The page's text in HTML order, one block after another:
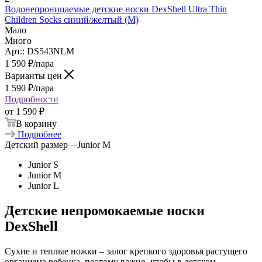
Водонепроницаемые детские носки DexShell Ultra Thin
Children Socks синий/желтый (M)
Мало
Много
Арт.: DS543NLM
1 590 ₽/пара
Варианты цен
1 590 ₽/пара
Подробности
от 1 590 ₽
В корзину
Подробнее
Детский размер—Junior M
Junior S
Junior M
Junior L
Детские непромокаемые носки
DexShell
Сухие и теплые ножки – залог крепкого здоровья растущего